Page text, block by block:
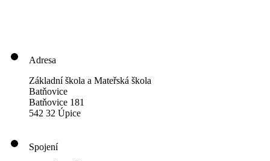
Adresa
Základní škola a Mateřská škola
Batňovice
Batňovice 181
542 32 Úpice
Spojení